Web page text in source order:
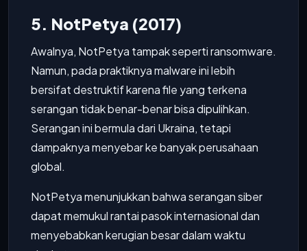
5. NotPetya (2017)
Awalnya, NotPetya tampak seperti ransomware.
Namun, pada praktiknya malware ini lebih
bersifat destruktif karena file yang terkena
serangan tidak benar-benar bisa dipulihkan.
Serangan ini bermula dari Ukraina, tetapi
dampaknya menyebar ke banyak perusahaan
global.
NotPetya menunjukkan bahwa serangan siber
dapat memukul rantai pasok internasional dan
menyebabkan kerugian besar dalam waktu